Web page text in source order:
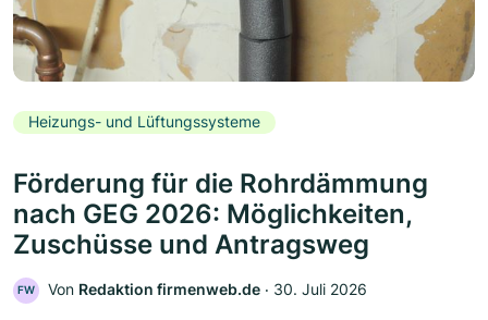
Heizungs- und Lüftungssysteme
Förderung für die Rohrdämmung
nach GEG 2026: Möglichkeiten,
Zuschüsse und Antragsweg
FW Von Redaktion firmenweb.de ‧ 30. Juli 2026